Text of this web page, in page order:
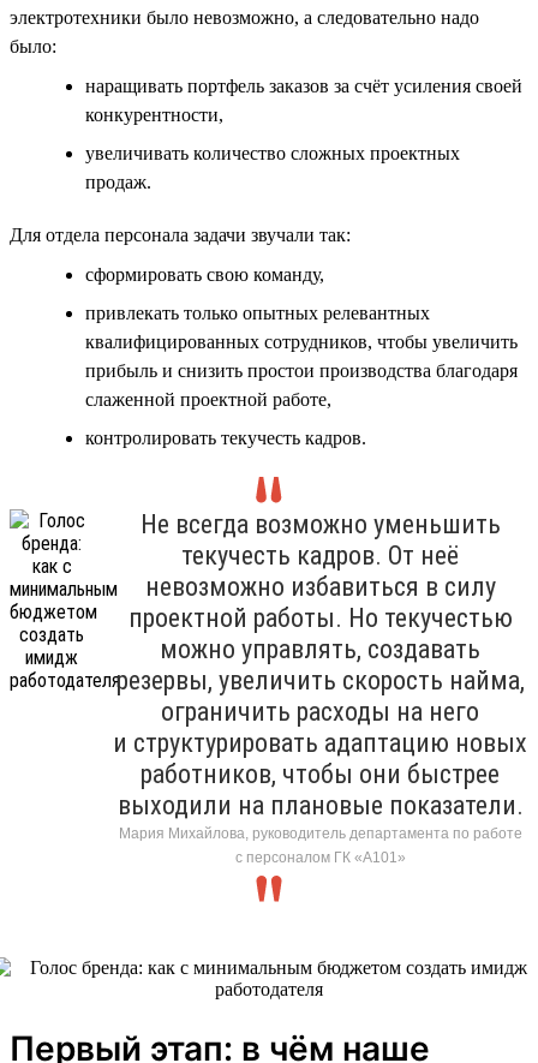
электротехники было невозможно, а следовательно надо
было:
наращивать портфель заказов за счёт усиления своей
конкурентности,
увеличивать количество сложных проектных
продаж.
Для отдела персонала задачи звучали так:
сформировать свою команду,
привлекать только опытных релевантных
квалифицированных сотрудников, чтобы увеличить
прибыль и снизить простои производства благодаря
слаженной проектной работе,
контролировать текучесть кадров.
Не всегда возможно уменьшить
текучесть кадров. От неё
невозможно избавиться в силу
проектной работы. Но текучестью
можно управлять, создавать
резервы, увеличить скорость найма,
ограничить расходы на него
и структурировать адаптацию новых
работников, чтобы они быстрее
выходили на плановые показатели.
Мария Михайлова, руководитель департамента по работе
с персоналом ГК «А101»
Первый этап: в чём наше